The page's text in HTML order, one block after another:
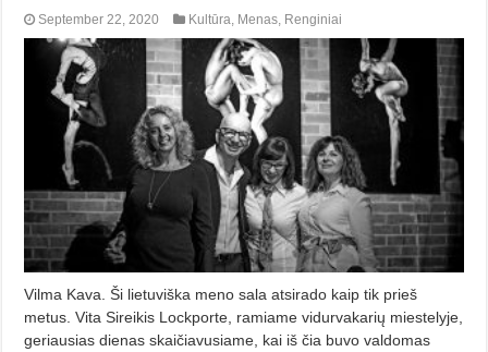
September 22, 2020 Kultūra, Menas, Renginiai
Vilma Kava. Ši lietuviška meno sala atsirado kaip tik prieš
metus. Vita Sireikis Lockporte, ramiame vidurvakarių miestelyje,
geriausias dienas skaičiavusiame, kai iš čia buvo valdomas